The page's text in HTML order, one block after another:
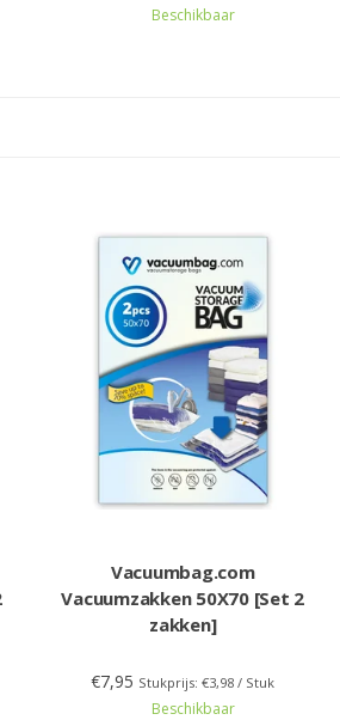
Beschikbaar
Vacuumbag.com
Vacuumzakken 50X70 [Set 2
zakken]
€7,95 Stukprijs: €3,98 / Stuk
Beschikbaar